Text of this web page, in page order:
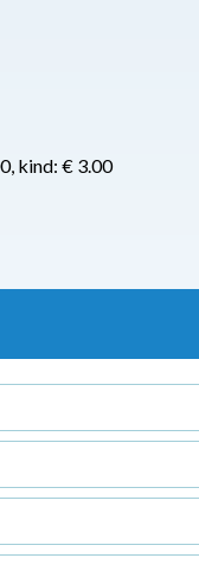
kind: € 3.00